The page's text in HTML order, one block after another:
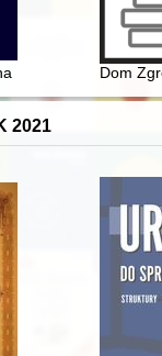
herbu
Leonie
: 80 lat Biblioteki
Dom
2021